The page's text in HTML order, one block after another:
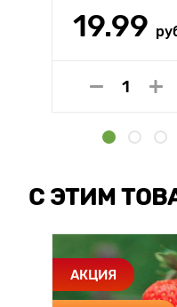
19.99
С ЭТИМ
АКЦИЯ